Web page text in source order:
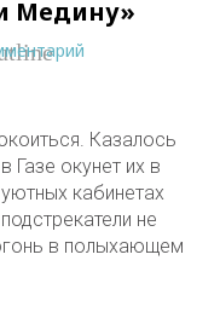
Медину»
Казалось
Газе окунет их в
кабинетах
не
в полыхающем